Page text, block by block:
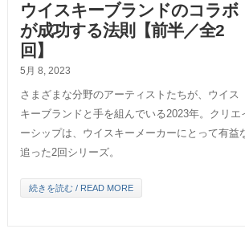
ウイスキーブランドのコラボ
が成功する法則【前半／全2
回】
5月 8, 2023
さまざまな分野のアーティストたちが、ウイス
キーブランドと手を組んでいる2023年。クリエ
ーシップは、ウイスキーメーカーにとって有益
追った2回シリーズ。
続きを読む / READ MORE